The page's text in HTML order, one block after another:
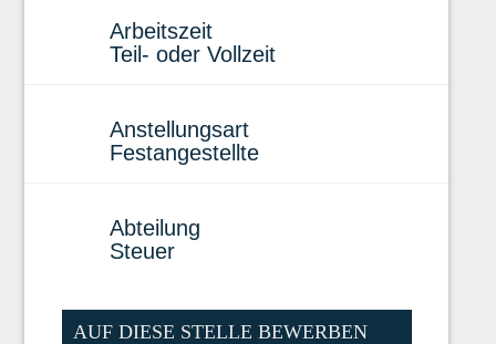
Arbeitszeit
Teil- oder Vollzeit
Anstellungsart
Festangestellte
Abteilung
Steuer
AUF DIESE STELLE BEWERBEN